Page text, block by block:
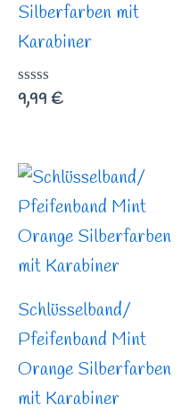
Silberfarben mit
Karabiner
Bewertet
mit
9,99 €
Schlüsselband/
Pfeifenband Mint
Orange Silberfarben
mit Karabiner